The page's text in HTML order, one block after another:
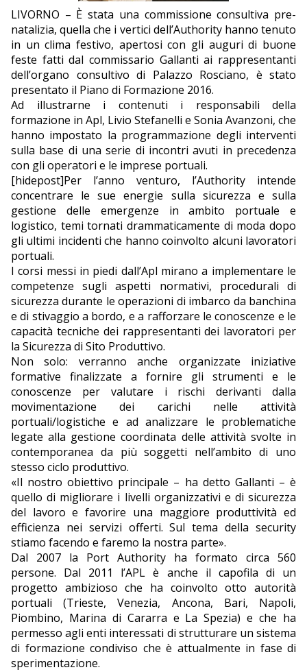
EDITORIALI
LIVORNO – È stata una commissione consultiva pre-
natalizia, quella che i vertici dell’Authority hanno tenuto
in un clima festivo, apertosi con gli auguri di buone
feste fatti dal commissario Gallanti ai rappresentanti
dell’organo consultivo di Palazzo Rosciano, è stato
presentato il Piano di Formazione 2016.
Ad illustrarne i contenuti i responsabili della
formazione in Apl, Livio Stefanelli e Sonia Avanzoni, che
hanno impostato la programmazione degli interventi
sulla base di una serie di incontri avuti in precedenza
con gli operatori e le imprese portuali.
[hidepost]Per l’anno venturo, l’Authority intende
concentrare le sue energie sulla sicurezza e sulla
gestione delle emergenze in ambito portuale e
logistico, temi tornati drammaticamente di moda dopo
gli ultimi incidenti che hanno coinvolto alcuni lavoratori
portuali.
I corsi messi in piedi dall’Apl mirano a implementare le
competenze sugli aspetti normativi, procedurali di
sicurezza durante le operazioni di imbarco da banchina
e di stivaggio a bordo, e a rafforzare le conoscenze e le
capacità tecniche dei rappresentanti dei lavoratori per
la Sicurezza di Sito Produttivo.
Non solo: verranno anche organizzate iniziative
formative finalizzate a fornire gli strumenti e le
conoscenze per valutare i rischi derivanti dalla
movimentazione dei carichi nelle attività
portuali/logistiche e ad analizzare le problematiche
legate alla gestione coordinata delle attività svolte in
contemporanea da più soggetti nell’ambito di uno
stesso ciclo produttivo.
«Il nostro obiettivo principale – ha detto Gallanti – è
quello di migliorare i livelli organizzativi e di sicurezza
del lavoro e favorire una maggiore produttività ed
efficienza nei servizi offerti. Sul tema della security
stiamo facendo e faremo la nostra parte».
Dal 2007 la Port Authority ha formato circa 560
persone. Dal 2011 l’APL è anche il capofila di un
progetto ambizioso che ha coinvolto otto autorità
portuali (Trieste, Venezia, Ancona, Bari, Napoli,
Piombino, Marina di Cararra e La Spezia) e che ha
permesso agli enti interessati di strutturare un sistema
di formazione condiviso che è attualmente in fase di
sperimentazione.